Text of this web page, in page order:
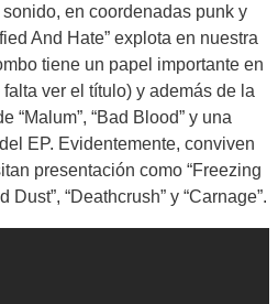
en coordenadas punk y
And Hate” explota en nuestra
tiene un papel importante en
ver el título) y además de la
“Malum”, “Bad Blood” y una
EP. Evidentemente, conviven
presentación como “Freezing
Dust”, “Deathcrush” y “Carnage”.